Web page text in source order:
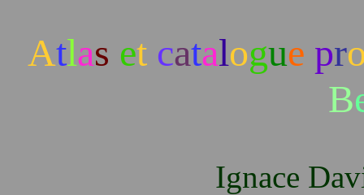
Atlas et catalogue pr
B
Ignace